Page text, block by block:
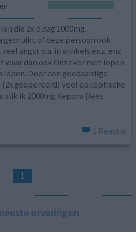
die 2x p.dag 1000mg.
gebruikt of deze persoon ook
angst o.a. in winkels enz. enz.
waar dan ook.Onzeker met lopen
Door een goedaardige
geopereerd) veel epileptische
slik ik 2000mg Keppra [lees
1 Reactie
1
ervaringen